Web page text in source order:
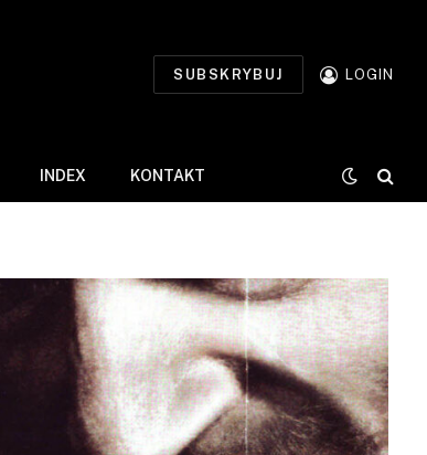
SUBSKRYBUJ LOGIN
INDEX KONTAKT